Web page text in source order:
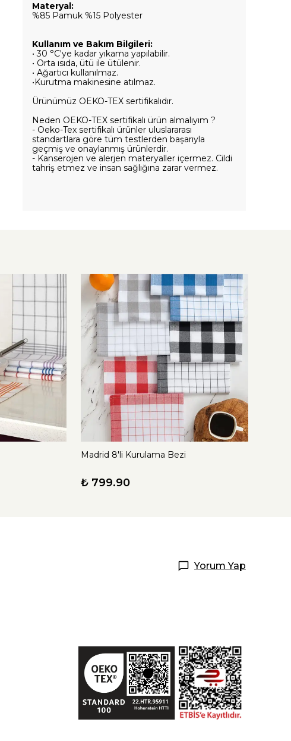
Materyal:
%85 Pamuk %15 Polyester
Kullanım ve Bakım Bilgileri:
• 30 °C'ye kadar yıkama yapılabilir.
• Orta ısıda, ütü ile ütülenir.
• Ağartıcı kullanılmaz.
•Kurutma makinesine atılmaz.
Ürünümüz OEKO-TEX sertifikalıdır.
Neden OEKO-TEX sertifikalı ürün almalıyım ?
- Oeko-Tex sertifikalı ürünler uluslararası
standartlara göre tüm testlerden başarıyla
geçmiş ve onaylanmış ürünlerdir.
- Kanserojen ve alerjen materyaller içermez. Cildi
tahriş etmez ve insan sağlığına zarar vermez.
Madrid 8'li Kurulama Bezi
₺ 799.90
Yorum Yap